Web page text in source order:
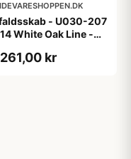
- U030-207
White Oak Line -
kr